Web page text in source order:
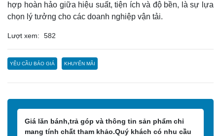
hợp hoàn hảo giữa hiệu suất, tiện ích và độ bền, là sự lựa
chọn lý tưởng cho các doanh nghiệp vận tải.
Lượt xem: 582
YÊU CẦU BÁO GIÁ KHUYẾN MÃI
Giá lăn bánh,trả góp và thông tin sản phẩm chỉ
mang tính chất tham khảo.Quý khách có nhu cầu